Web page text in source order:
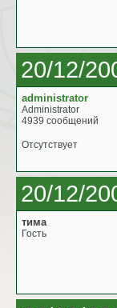
20/12/
administrator
Administrator
4939 сообщений
Отсутствует
20/12/
тима
Гость